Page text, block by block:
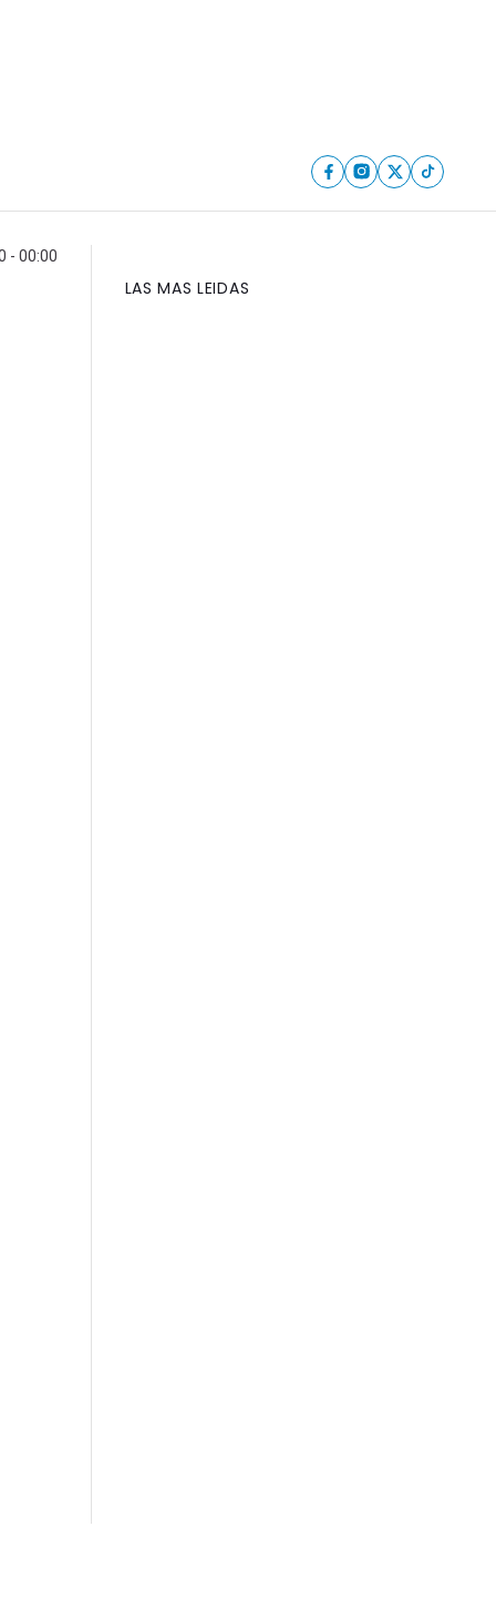
- 00:00
LAS MAS LEIDAS